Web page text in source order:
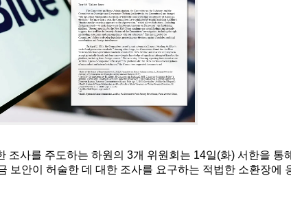
조사를 주도하는 하원의 3개 위원회는 14일(화) 서한을 통
보안이 허술한 데 대한 조사를 요구하는 적법한 소환장에